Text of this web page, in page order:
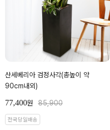
산세베리아 검정사각(총높이 약
90cm내외)
77,400원 85,900
전국당일배송